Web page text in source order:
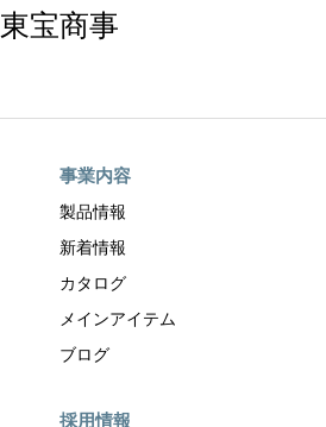
東宝商事
事業内容
製品情報
新着情報
カタログ
メインアイテム
ブログ
採用情報